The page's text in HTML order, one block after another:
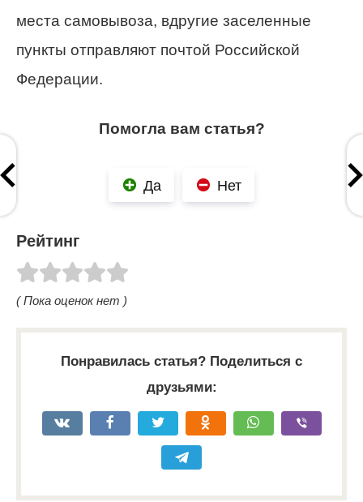
места самовывоза, вдругие заселенные
пункты отправляют почтой Российской
Федерации.
Помогла вам статья?
Да Нет
Рейтинг
( Пока оценок нет )
Понравилась статья? Поделиться с
друзьями: